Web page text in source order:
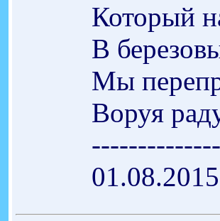
Который
В
Мы
Воруя
01.08.2015